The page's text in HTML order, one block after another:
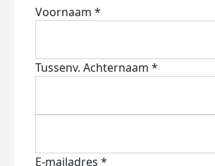
Voornaam *
Tussenv. Achternaam *
E-mailadres *